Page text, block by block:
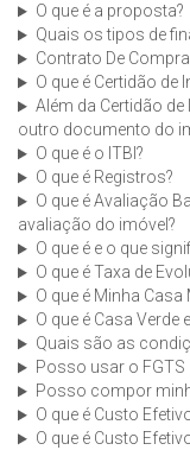
O que é a proposta?
Quais os tipos de
Contrato De
O que é Certidão de
Além da Certidão
outro documento do
O que é o ITBI?
O que é Registros?
O que é Avaliação
avaliação do imóvel?
O que é e o que
O que é Taxa de
O que é Minha Casa
O que é Casa Verde
Quais são as
Posso usar o
Posso compor
O que é Custo
O que é Custo